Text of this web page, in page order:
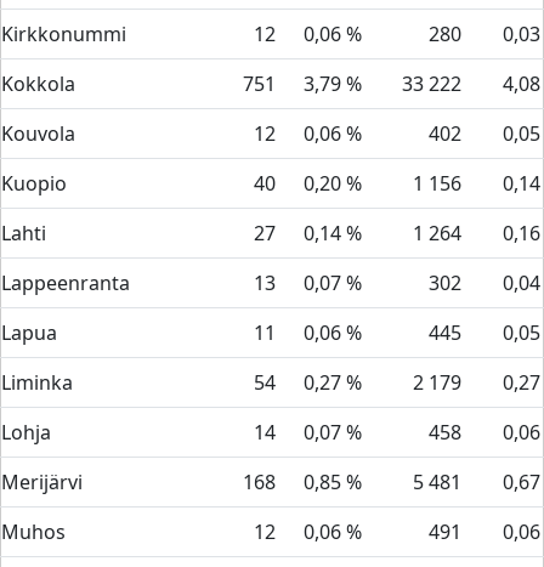
Kirkkonummi
12 0,06 % 280
0,03
Kokkola
751 3,79 % 33 222
4,08
Kouvola
12 0,06 % 402
0,05
Kuopio
40 0,20 % 1 156
0,14
Lahti
27 0,14 % 1 264
0,16
Lappeenranta
13 0,07 % 302
0,04
Lapua
11 0,06 % 445
0,05
Liminka
54 0,27 % 2 179
0,27
Lohja
14 0,07 % 458
0,06
Merijärvi
168 0,85 % 5 481
0,67
Muhos
12 0,06 % 491
0,06